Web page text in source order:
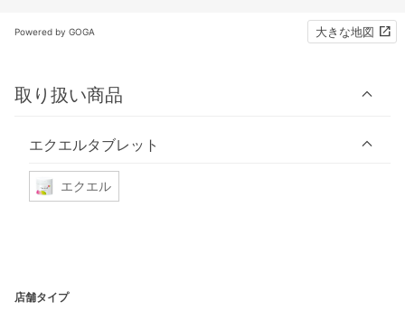
Powered by GOGA 大きな地図
取り扱い商品
エクエルタブレット
エクエル
店舗タイプ